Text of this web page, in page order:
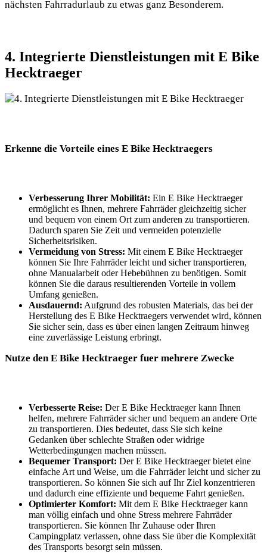
nächsten Fahrradurlaub zu etwas ganz Besonderem.
4. Integrierte Dienstleistungen mit E Bike
Hecktraeger
Erkenne die Vorteile eines E Bike Hecktraegers
Verbesserung Ihrer Mobilität: Ein E Bike Hecktraeger
ermöglicht es Ihnen, mehrere Fahrräder gleichzeitig sicher
und bequem von einem Ort zum anderen zu transportieren.
Dadurch sparen Sie Zeit und vermeiden potenzielle
Sicherheitsrisiken.
Vermeidung von Stress: Mit einem E Bike Hecktraeger
können Sie Ihre Fahrräder leicht und sicher transportieren,
ohne Manualarbeit oder Hebebühnen zu benötigen. Somit
können Sie die daraus resultierenden Vorteile in vollem
Umfang genießen.
Ausdauernd: Aufgrund des robusten Materials, das bei der
Herstellung des E Bike Hecktraegers verwendet wird, können
Sie sicher sein, dass es über einen langen Zeitraum hinweg
eine zuverlässige Leistung erbringt.
Nutze den E Bike Hecktraeger fuer mehrere Zwecke
Verbesserte Reise: Der E Bike Hecktraeger kann Ihnen
helfen, mehrere Fahrräder sicher und bequem an andere Orte
zu transportieren. Dies bedeutet, dass Sie sich keine
Gedanken über schlechte Straßen oder widrige
Wetterbedingungen machen müssen.
Bequemer Transport: Der E Bike Hecktraeger bietet eine
einfache Art und Weise, um die Fahrräder leicht und sicher zu
transportieren. So können Sie sich auf Ihr Ziel konzentrieren
und dadurch eine effiziente und bequeme Fahrt genießen.
Optimierter Komfort: Mit dem E Bike Hecktraeger kann
man völlig einfach und ohne Stress mehrere Fahrräder
transportieren. Sie können Ihr Zuhause oder Ihren
Campingplatz verlassen, ohne dass Sie über die Komplexität
des Transports besorgt sein müssen.